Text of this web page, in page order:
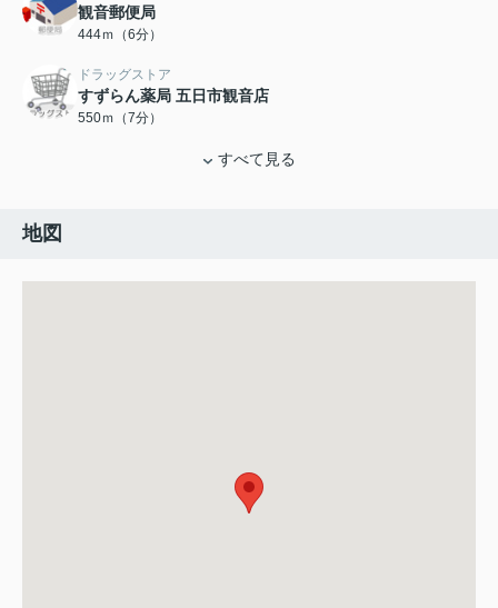
観音郵便局
444ｍ（6分）
ドラッグストア
すずらん薬局 五日市観音店
550ｍ（7分）
すべて見る
地図